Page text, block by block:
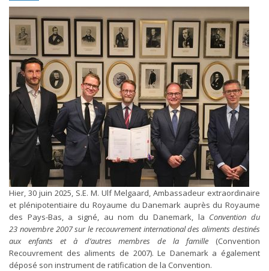
Hier, 30 juin 2025, S.E. M. Ulf Melgaard, Ambassadeur extraordinaire
et plénipotentiaire du Royaume du Danemark auprès du Royaume
des Pays-Bas, a signé, au nom du Danemark, la Convention du
23 novembre 2007 sur le recouvrement international des aliments destinés
aux enfants et à d’autres membres de la famille (Convention
Recouvrement des aliments de 2007). Le Danemark a également
déposé son instrument de ratification de la Convention.